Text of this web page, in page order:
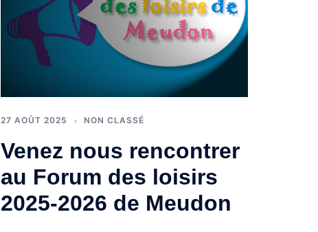
27 AOÛT 2025 NON CLASSÉ
Venez nous rencontrer
au Forum des loisirs
2025-2026 de Meudon